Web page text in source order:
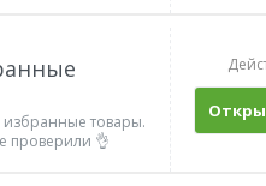
избранные товары.
проверили 👌